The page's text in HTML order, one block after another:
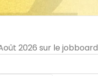
2026 sur le jobboard